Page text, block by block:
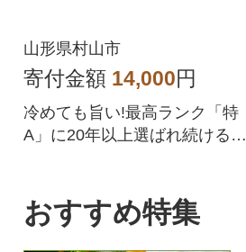
山形県村山市
寄付金額 14,000円
冷めても旨い!最高ランク「特
A」に20年以上選ばれ続ける、
おすすめ特集